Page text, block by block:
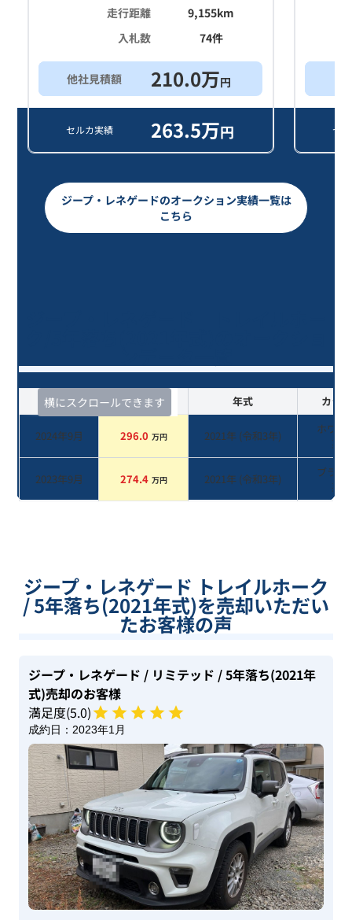
走行距離
9,155km
入札数
74件
他社見積額 210.0万円
セルカ実績 263.5万円 セ
ジープ・レネゲードのオークション実績一覧は
こちら
横にスクロールできます
査定時期 セルカ実績 年式 カラー
2024年9月 296.0 万円 2021年 (令和3年)
ホワイ
系
2023年9月 274.4 万円 2021年 (令和3年)
ブラッ
系
ジープ・レネゲード トレイルホーク
/ 5年落ち(2021年式)を売却いただい
たお客様の声
ジープ・レネゲード / リミテッド / 5年落ち(2021年
式)売却のお客様
満足度(5.0)
成約日： 2023年1月